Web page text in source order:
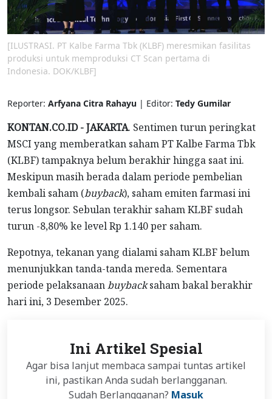
[ILUSTRASI. PT Kalbe Farma Tbk (KLBF) meresmikan fasilitas
produksi untuk memproduksi CT Scan pertama di
Indonesia. DOK/KLBF]
Reporter: Arfyana Citra Rahayu | Editor: Tedy Gumilar
KONTAN.CO.ID - JAKARTA. Sentimen turun peringkat
MSCI yang memberatkan saham PT Kalbe Farma Tbk
(KLBF) tampaknya belum berakhir hingga saat ini.
Meskipun masih berada dalam periode pembelian
kembali saham (buyback), saham emiten farmasi ini
terus longsor. Sebulan terakhir saham KLBF sudah
turun -8,80% ke level Rp 1.140 per saham.
Repotnya, tekanan yang dialami saham KLBF belum
menunjukkan tanda-tanda mereda. Sementara
periode pelaksanaanbuybacksaham bakal berakhir
hari ini, 3 Desember 2025.
Ini Artikel Spesial
Agar bisa lanjut membaca sampai tuntas artikel
ini, pastikan Anda sudah berlangganan.
Sudah Berlangganan? Masuk